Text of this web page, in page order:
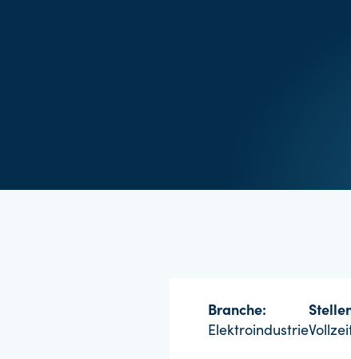
Branche:
Elektroindustrie